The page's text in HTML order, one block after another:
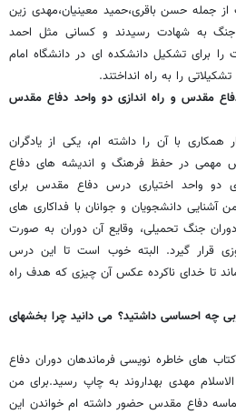
از جمله حسن باقری،حمید معینیان،مهدی زین
جنگ به شهادت رسیدند و کسانی مثل احمد
را برای تشکیل دانشکده ای در دانشگاه امام
را به راه انداختند.
دفاع مقدس و راه اندازی دو واحد دفاع مقدس
با آن را داشته ام، یکی از یادگران
مهمی در حفظ فرهنگ و اندیشه های دفاع
دو واحد اختیاری درس دفاع مقدس برای
دانشجویان و جوانان با فداکاری های
جنگ تحمیلی، وقایع آن دوران به صورت
قرار گیرد. البته خوب است تا این درس
تا خدای ناکرده عکس آن چیزی که هدف راه
چه احساسی داشتید؟ می دانید چرا بخشهای
های خاطره نویسی فرماندهان دوران دفاع
مهدی بهداروند به چاپ رسید.برای من
دفاع مقدس حضور داشته ام خواندن این